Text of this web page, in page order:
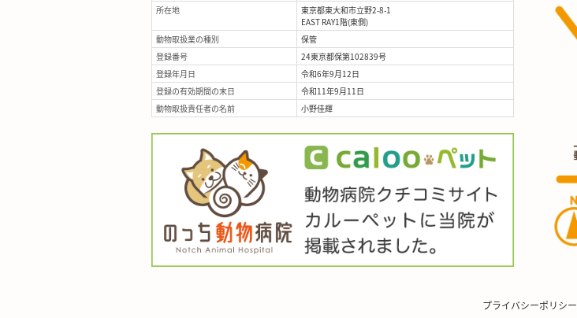
所在地
東京都東大和市立野2-8-1
EAST RAY1階(東側)
動物取扱業の種別
保管
登録番号
24東京都保第102839号
登録年月日
令和6年9月12日
登録の有効期間の末日
令和11年9月11日
動物取扱責任者の名前
小野佳輝
プライバシーポリシー